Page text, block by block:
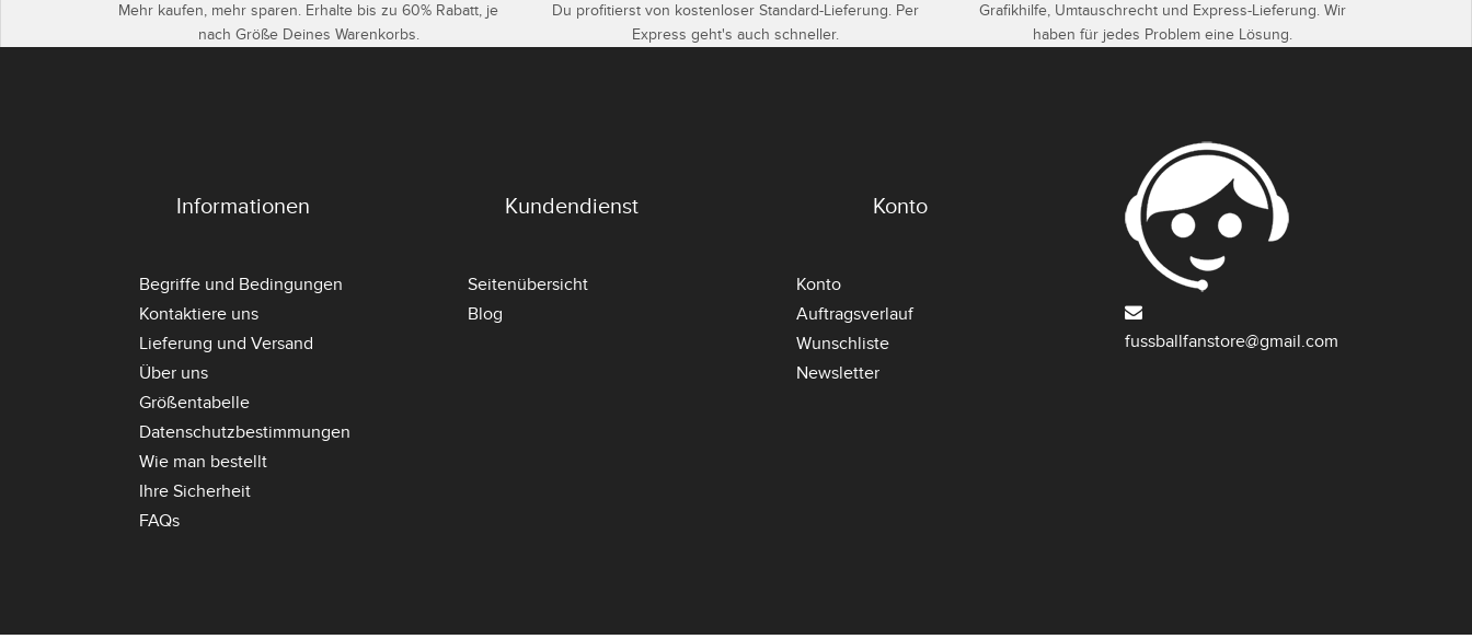
Mehr kaufen, mehr sparen. Erhalte bis zu 60% Rabatt, je
nach Größe Deines Warenkorbs.
Du profitierst von kostenloser Standard-Lieferung. Per
Express geht's auch schneller.
Grafikhilfe, Umtauschrecht und Express-Lieferung. Wir
haben für jedes Problem eine Lösung.
Informationen
Begriffe und Bedingungen
Kontaktiere uns
Lieferung und Versand
Über uns
Größentabelle
Datenschutzbestimmungen
Wie man bestellt
Ihre Sicherheit
FAQs
Kundendienst
Seitenübersicht
Blog
Konto
Konto
Auftragsverlauf
Wunschliste
Newsletter
fussballfanstore@gmail.com